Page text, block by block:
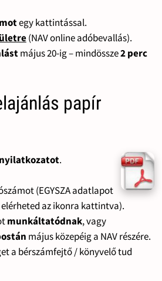
egy kattintással.
(NAV online adóbevallás).
május 20-ig – mindössze2 perc
papír
nyilatkozatot.
(EGYSZA adatlapot
az ikonra kattintva).
munkáltatódnak, vagy
május közepéig a NAV részére.
a bérszámfejtő / könyvelő tud